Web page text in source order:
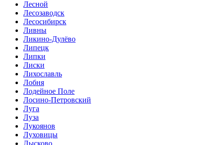
Лесной
Лесозаводск
Лесосибирск
Ливны
Ликино-Дулёво
Липецк
Липки
Лиски
Лихославль
Лобня
Лодейное Поле
Лосино-Петровский
Луга
Луза
Лукоянов
Луховицы
Лысково